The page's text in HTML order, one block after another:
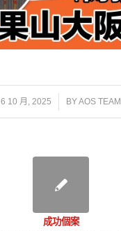
6 10 月, 2025
/ BYAOS TEAM
成功個案